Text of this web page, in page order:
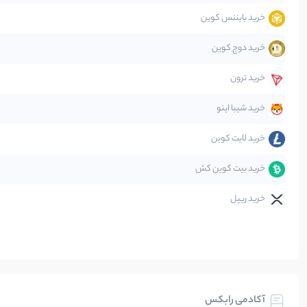
صرافی‌ها
قانون‌گذاری
متاورس
خرید بایننس کوین
خرید دوج کوین
خرید ترون
خرید شیبا اینو
خرید لایت کوین
خرید بیت کوین کش
خرید ریپل
آکادمی رابکس